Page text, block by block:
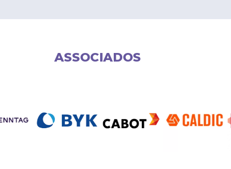
ASSOCIADOS